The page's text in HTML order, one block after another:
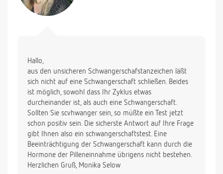
Hallo,
aus den unsicheren Schwangerschafstanzeichen läßt
sich nicht auf eine Schwangerschaft schließen. Beides
ist möglich, sowohl dass Ihr Zyklus etwas
durcheinander ist, als auch eine Schwangerschaft.
Sollten Sie scvhwanger sein, so müßte ein Test jetzt
schon positiv sein. Die sicherste Antwort auf Ihre Frage
gibt Ihnen also ein schwangerschaftstest. Eine
Beeinträchtigung der Schwangerschaft kann durch die
Hormone der Pilleneinnahme übrigens nicht bestehen.
Herzlichen Gruß, Monika Selow